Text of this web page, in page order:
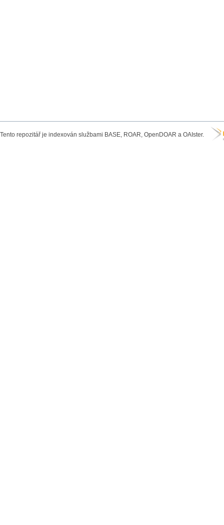
Tento repozitář je indexován službami BASE, ROAR, OpenDOAR a OAIster.